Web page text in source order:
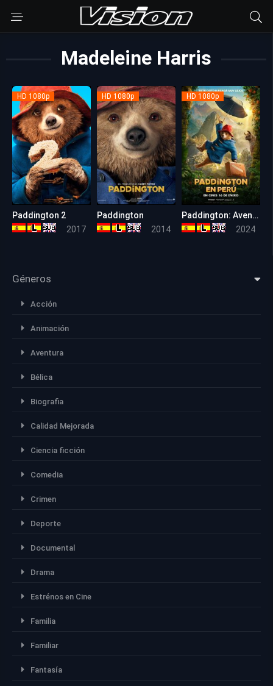
Madeleine Harris
HD 1080p
Paddington 2
2017
HD 1080p
Paddington
2014
HD 1080p
Paddington: Aventura en la selva ( Paddington en Perú )
2024
Géneros
Acción
Animación
Aventura
Bélica
Biografia
Calidad Mejorada
Ciencia ficción
Comedia
Crimen
Deporte
Documental
Drama
Estrénos en Cine
Familia
Familiar
Fantasía